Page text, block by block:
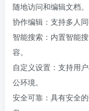
随地访问和编辑文档。
协作编辑：支持多人
智能搜索：内置智能
容。
自定义设置：支持用
公环境。
安全可靠：具有安全